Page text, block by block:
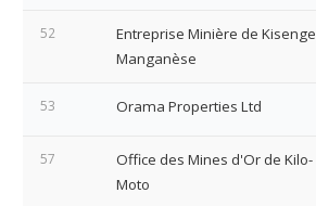
52
Entreprise Minière de Kisenge
Manganèse
53 Orama Properties Ltd
57
Office des Mines d'Or de Kilo-
Moto